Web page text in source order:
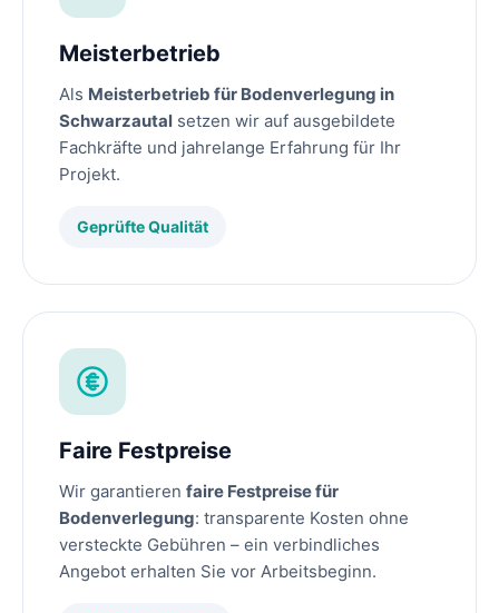
Meisterbetrieb
Als Meisterbetrieb für Bodenverlegung in
Schwarzautal setzen wir auf ausgebildete
Fachkräfte und jahrelange Erfahrung für Ihr
Projekt.
Geprüfte Qualität
Faire Festpreise
Wir garantieren faire Festpreise für
Bodenverlegung: transparente Kosten ohne
versteckte Gebühren – ein verbindliches
Angebot erhalten Sie vor Arbeitsbeginn.